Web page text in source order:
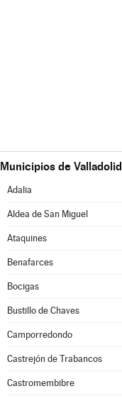
Municipios de Valladolid
Adalia
Aldea de San Miguel
Ataquines
Benafarces
Bocigas
Bustillo de Chaves
Camporredondo
Castrejón de Trabancos
Castromembibre